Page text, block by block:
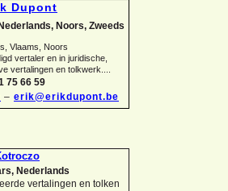
Dupont
Noors, Zweeds
Vlaams, Noors
vertaler en in juridische,
vertalingen en tolkwerk....
75 66 59
– erik@erikdupont.be
Nederlands
vertalingen en tolken